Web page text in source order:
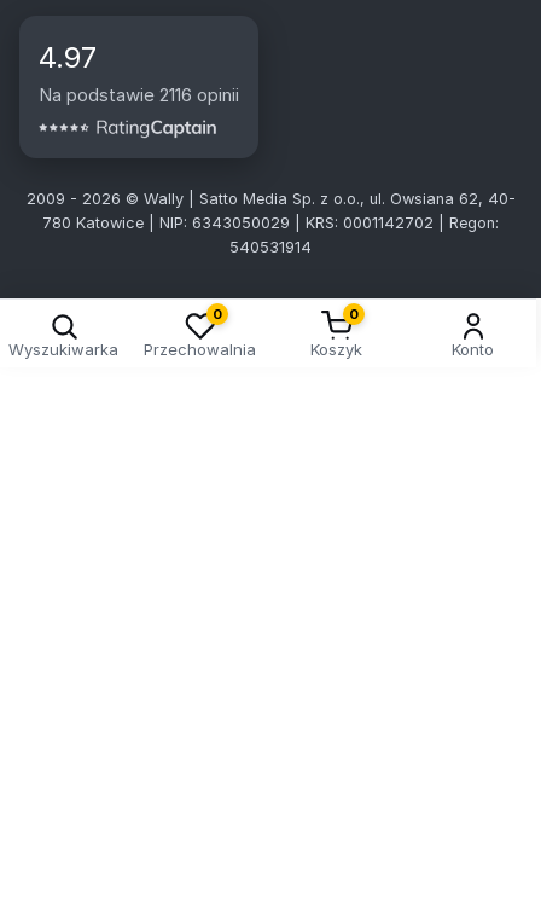
4.97
Na podstawie 2116 opinii
2009 - 2026 © Wally | Satto Media Sp. z o.o., ul. Owsiana 62, 40-
780 Katowice | NIP: 6343050029 | KRS: 0001142702 | Regon:
540531914
Wyszukiwarka
0
Przechowalnia
0
Koszyk Konto